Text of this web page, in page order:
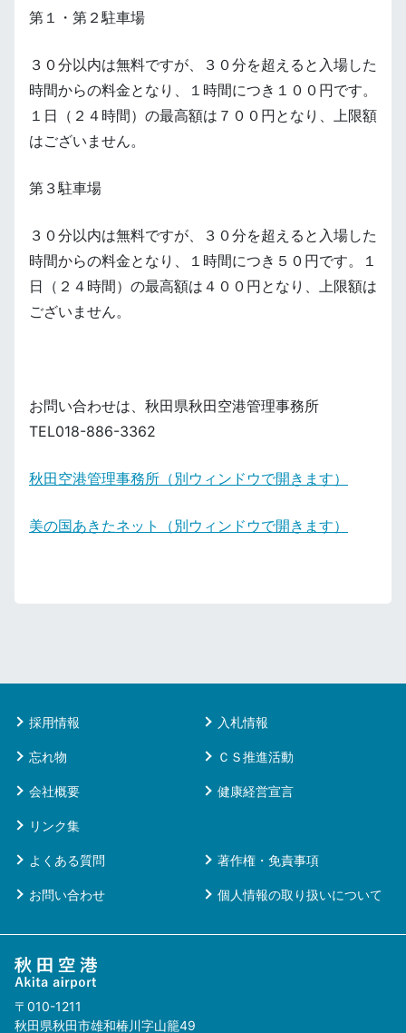
第１・第２駐車場
３０分以内は無料ですが、３０分を超えると入場した
時間からの料金となり、１時間につき１００円です。
１日（２４時間）の最高額は７００円となり、上限額
はございません。
第３駐車場
３０分以内は無料ですが、３０分を超えると入場した
時間からの料金となり、１時間につき５０円です。１
日（２４時間）の最高額は４００円となり、上限額は
ございません。
お問い合わせは、秋田県秋田空港管理事務所
TEL018-886-3362
秋田空港管理事務所（別ウィンドウで開きます）
美の国あきたネット（別ウィンドウで開きます）
採用情報 入札情報
忘れ物 ＣＳ推進活動
会社概要 健康経営宣言
リンク集
よくある質問 著作権・免責事項
お問い合わせ 個人情報の取り扱いについて
〒010-1211
秋田県秋田市雄和椿川字山籠49